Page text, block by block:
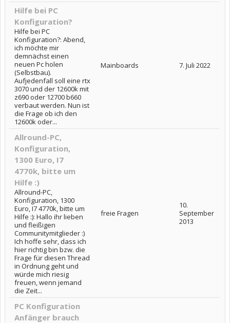
Hilfe bei PC
Konfiguration?
Hilfe bei PC
Konfiguration?: Abend,
ich möchte mir
demnächst einen
neuen Pc holen
(Selbstbau).
Aufjedenfall soll eine rtx
3070 und der 12600k mit
z690 oder 12700 b660
verbaut werden. Nun ist
die Frage ob ich den
12600k oder...
Mainboards 7. Juli 2022
Allround-PC,
Konfiguration,
1300 Euro, I7
4770k, bitte um
Hilfe :)
Allround-PC,
Konfiguration, 1300
Euro, I7 4770k, bitte um
Hilfe :): Hallo ihr lieben
und fleißigen
Communitymitglieder :)
Ich hoffe sehr, dass ich
hier richtig bin bzw. die
Frage für diesen Thread
in Ordnung geht und
würde mich riesig
freuen, wenn jemand
die Zeit...
freie Fragen
10.
September
2013
PC Konfiguration
Anfänger brauch